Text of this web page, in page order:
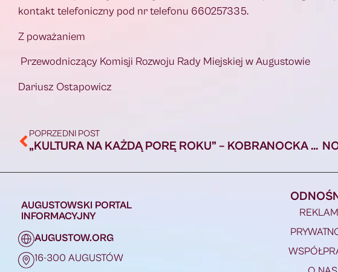
kontakt telefoniczny pod nr telefonu
Z poważaniem
Przewodniczący Komisji Rozwoju Rady Miejskiej w Augustowie
Dariusz Ostapowicz
POPRZEDNI POST
„KULTURA NA KAŻDĄ PORĘ ROKU” – KOBRANOCKA W AUGUSTOWIE!
AUGUSTOWSKI PORTAL
INFORMACYJNY
AUGUSTOW.ORG
16-300 AUGUSTÓW